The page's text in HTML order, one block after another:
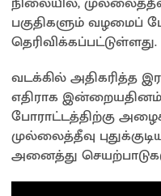
p
p
o
k
பகுதிகளும் வழமைப்
தெரிவிக்கப்பட்டுள்ளது.
வடக்கில் அதிகரித்த
எதிராக இன்றையதினம்
போராட்டத்திற்கு
முல்லைத்தீவு
அனைத்து